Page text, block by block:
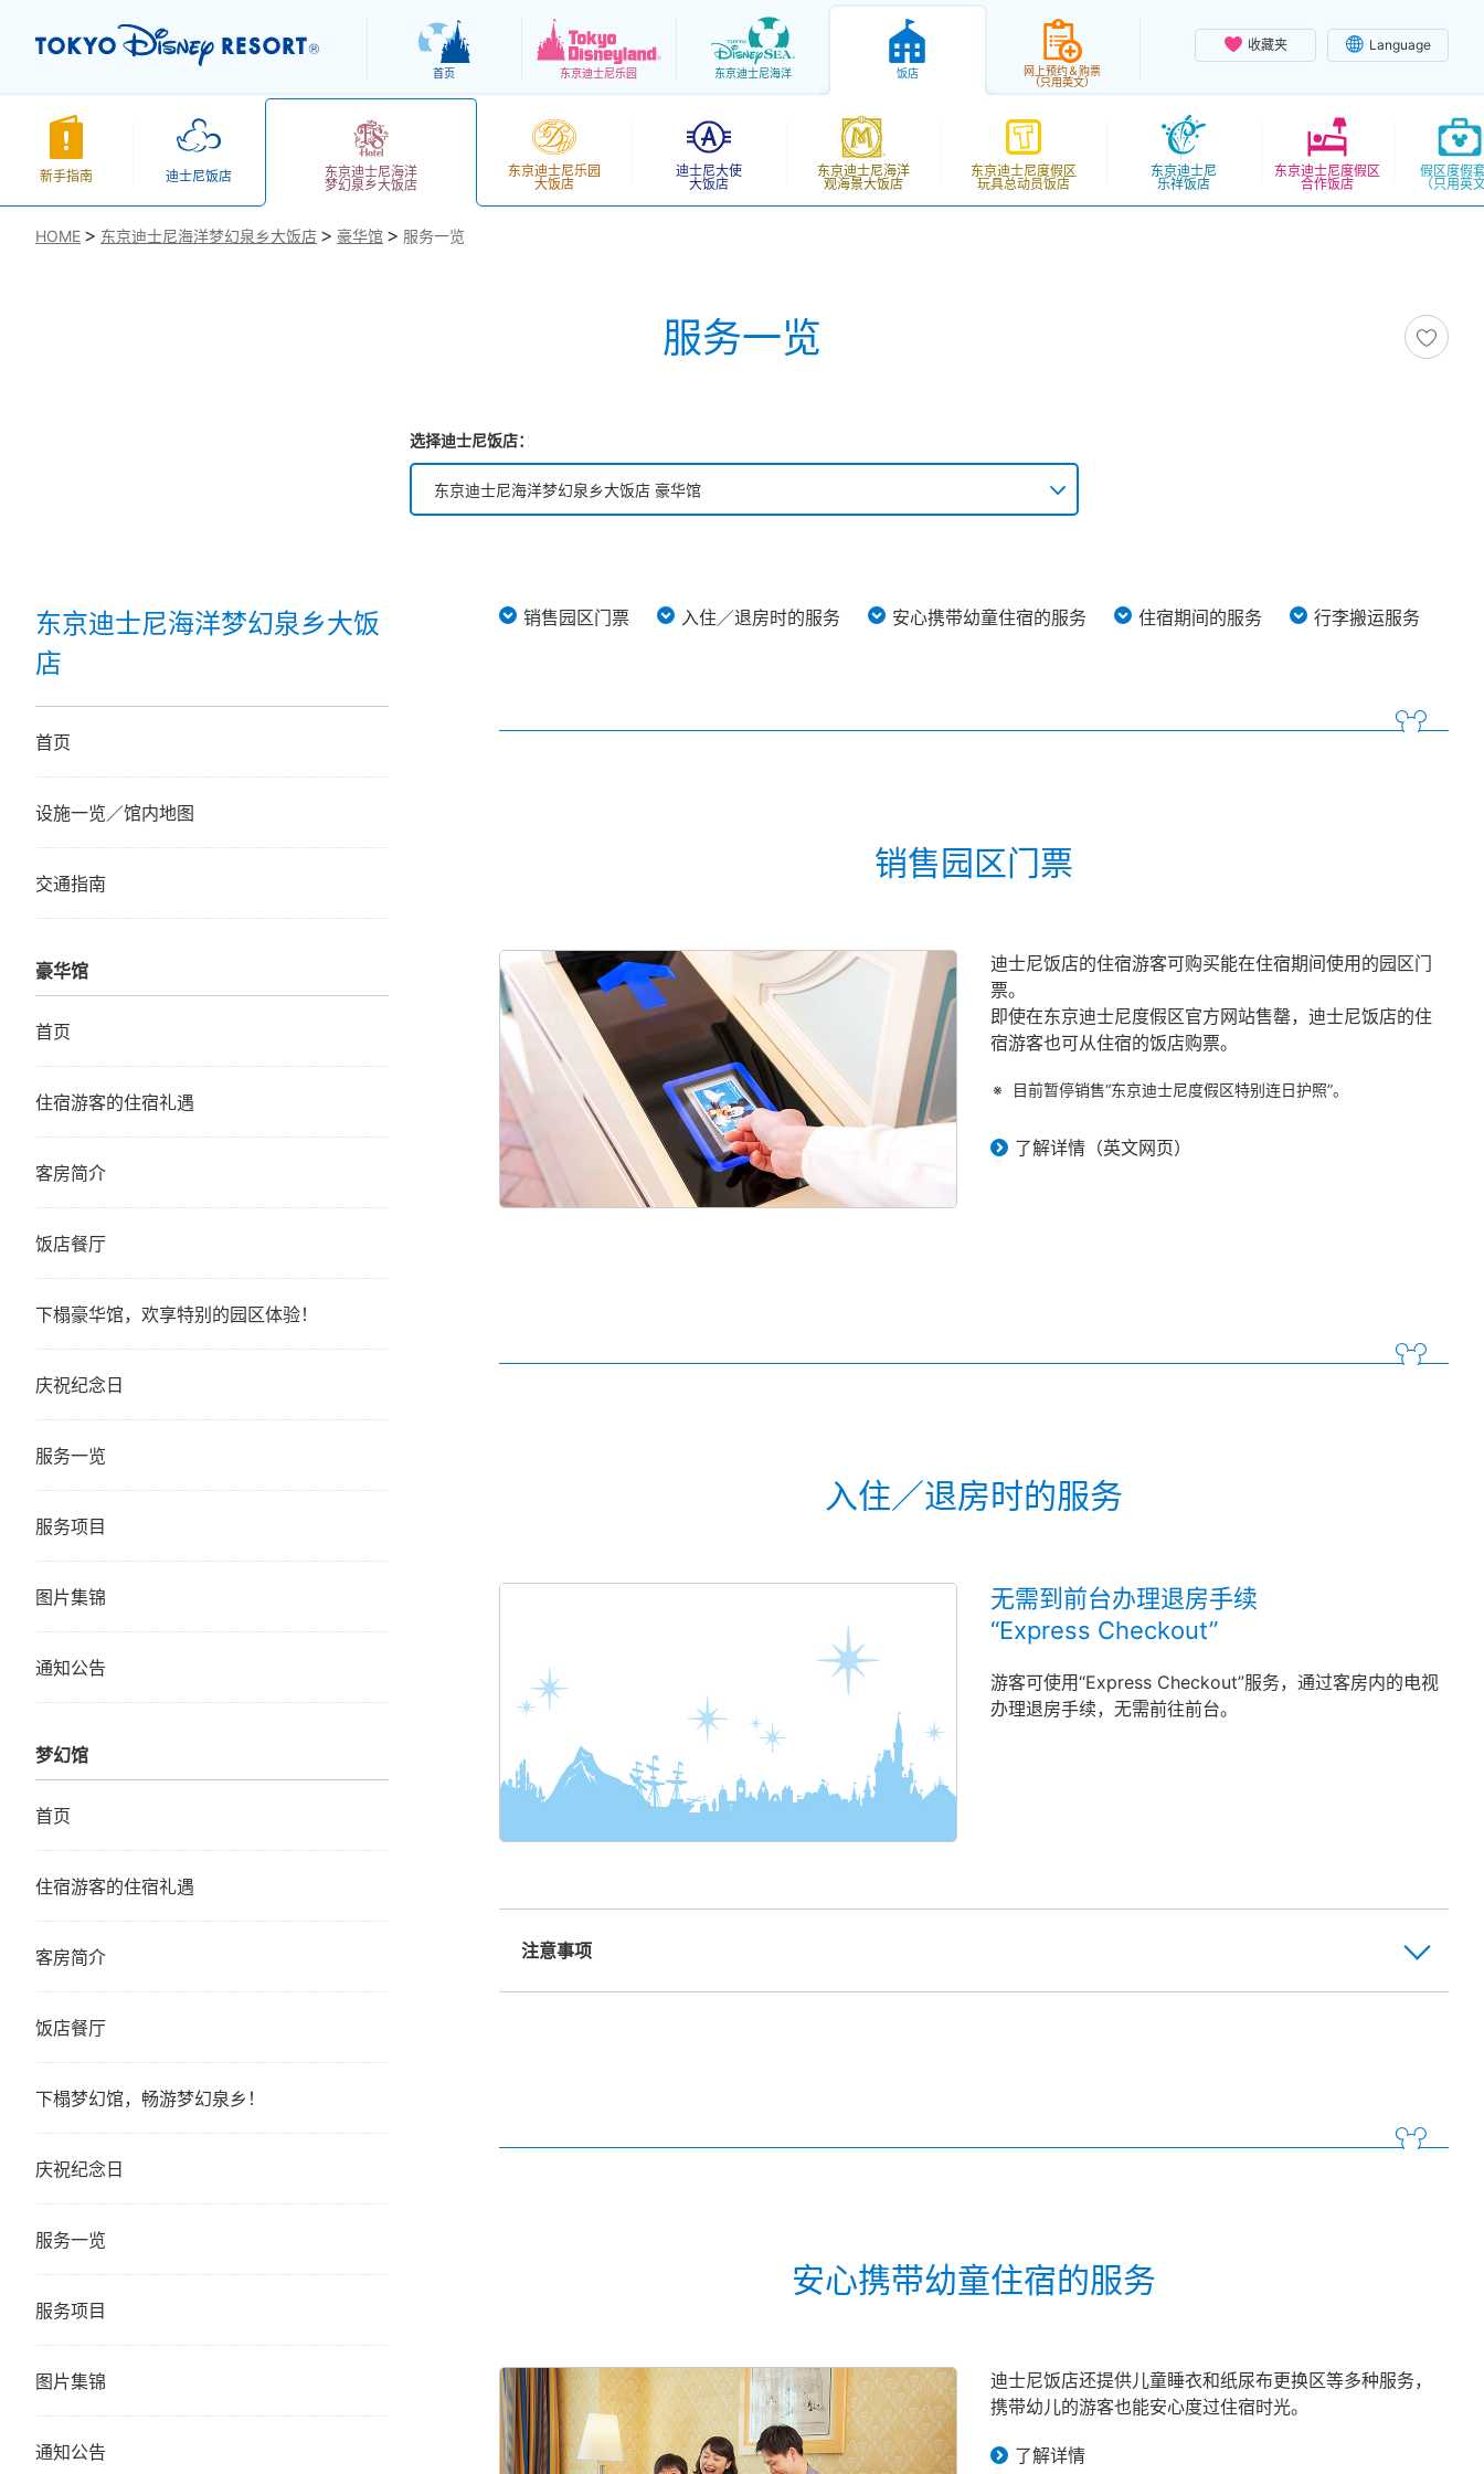
收藏夹 Language
首页 东京迪士尼乐园 东京迪士尼海洋 饭店
网上预约＆购票
（只用英文）
新手指南 迪士尼饭店
东京迪士尼海洋
梦幻泉乡大饭店
东京迪士尼乐园
大饭店
迪士尼大使
大饭店
东京迪士尼海洋
观海景大饭店
东京迪士尼度假区
玩具总动员饭店
东京迪士尼
乐祥饭店
东京迪士尼度假区
合作饭店
假区度假
（只用英
HOME 东京迪士尼海洋梦幻泉乡大饭店 豪华馆 服务一览
服务一览
选择迪士尼饭店：
东京迪士尼海洋梦幻泉乡大饭店 豪华馆
东京迪士尼海洋梦幻泉乡大饭店 梦幻馆
销售园区门票 入住／退房时的服务 安心携带幼童住宿的服务 住宿期间的服务 行李搬运服务
销售园区门票
迪士尼饭店的住宿游客可购买能在住宿期间使用的园区门
票。
即使在东京迪士尼度假区官方网站售罄，迪士尼饭店的住
宿游客也可从住宿的饭店购票。
目前暂停销售“东京迪士尼度假区特别连日护照”。
了解详情（英文网页）
入住／退房时的服务
无需到前台办理退房手续
“Express Checkout”
游客可使用“Express Checkout”服务，通过客房内的电视
办理退房手续，无需前往前台。
注意事项
安心携带幼童住宿的服务
迪士尼饭店还提供儿童睡衣和纸尿布更换区等多种服务，
携带幼儿的游客也能安心度过住宿时光。
了解详情
东京迪士尼海洋梦幻泉乡大饭
店
首页
设施一览／馆内地图
交通指南
豪华馆
首页
住宿游客的住宿礼遇
客房简介
饭店餐厅
下榻豪华馆，欢享特别的园区体验！
庆祝纪念日
服务一览
服务项目
图片集锦
通知公告
梦幻馆
首页
住宿游客的住宿礼遇
客房简介
饭店餐厅
下榻梦幻馆，畅游梦幻泉乡！
庆祝纪念日
服务一览
服务项目
图片集锦
通知公告